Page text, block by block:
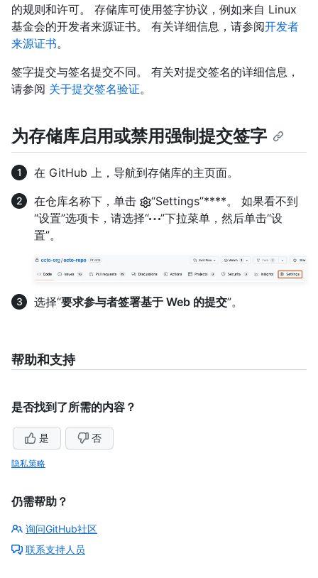
的规则和许可。 存储库可使用签字协议，例如来自 Linux
基金会的开发者来源证书。 有关详细信息，请参阅开发者
来源证书。
签字提交与签名提交不同。 有关对提交签名的详细信息，
请参阅 关于提交签名验证。
为存储库启用或禁用强制提交签字
在 GitHub 上，导航到存储库的主页面。
在仓库名称下，单击
“Settings”****。 如果看不到
“设置”选项卡，请选择“
”下拉菜单，然后单击“设
置”。
选择“要求参与者签署基于 Web 的提交”。
帮助和支持
是否找到了所需的内容？
是 否
隐私策略
仍需帮助？
询问GitHub社区
联系支持人员